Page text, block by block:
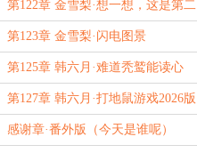
常
第122章 金雪梨·想一想，这是第二
次遇见秃鹫
第123章 金雪梨·闪电图景
第125章 韩六月·难道秃鹫能读心
吗？
第127章 韩六月·打地鼠游戏2026版
感谢章·番外版（今天是谁呢）